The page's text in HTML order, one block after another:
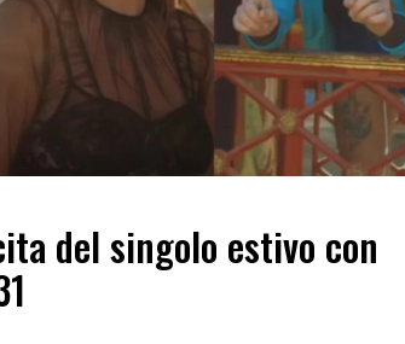
del singolo estivo con